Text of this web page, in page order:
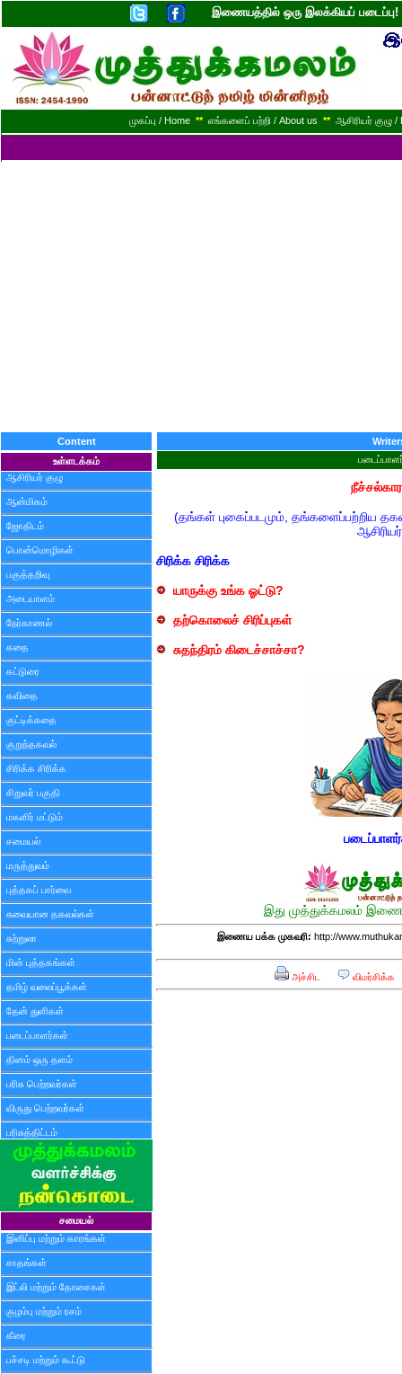
இணையத்தில் ஒரு இலக்கியப்
முகப்பு / Home ** எங்களைப் பற்றி / About us ** ஆசிரியர் குழு
Content
உள்ளடக்கம்
ஆசிரியர் குழு
ஆன்மிகம்
ஜோதிடம்
பொன்மொழிகள்
பகுத்தறிவு
அடையாளம்
நேர்காணல்
கதை
கட்டுரை
கவிதை
குட்டிக்கதை
குறுந்தகவல்
சிரிக்க சிரிக்க
சிறுவர் பகுதி
மகளிர் மட்டும்
சமையல்
மருத்துவம்
புத்தகப் பார்வை
சுவையான தகவல்கள்
சுற்றுலா
மின் புத்தகங்கள்
தமிழ் வலைப்பூக்கள்
தேன் துளிகள்
படைப்பாளர்கள்
தினம் ஒரு தளம்
பரிசு பெற்றவர்கள்
விருது பெற்றவர்கள்
பரிசுத்திட்டம்
சமையல்
இனிப்பு மற்றும் காரங்கள்
சாதங்கள்
இட்லி மற்றும் தோசைகள்
குழம்பு மற்றும் ரசம்
கீரை
பச்சடி மற்றும் கூட்டு
(தங்கள் புகைப்படமும், தங்களைப்பற்றிய
சிரிக்க சிரிக்க
யாருக்கு உங்க ஓட்டு?
தற்கொலைச் சிரிப்புகள்
சுதந்திரம் கிடைச்சாச்சா?
இது முத்துக்கமலம்
இணைய பக்க முகவரி: http://
அச்சிட விமர்சிக்க